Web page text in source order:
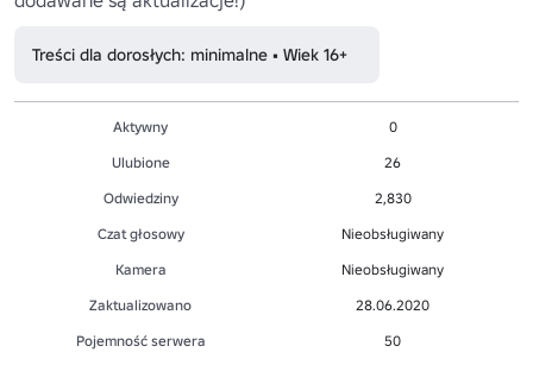
Treści dla dorosłych: minimalne • Wiek 16+
Aktywny
0
Ulubione
26
Odwiedziny
2,830
Czat głosowy
Nieobsługiwany
Kamera
Nieobsługiwany
Zaktualizowano
28.06.2020
Pojemność serwera
50